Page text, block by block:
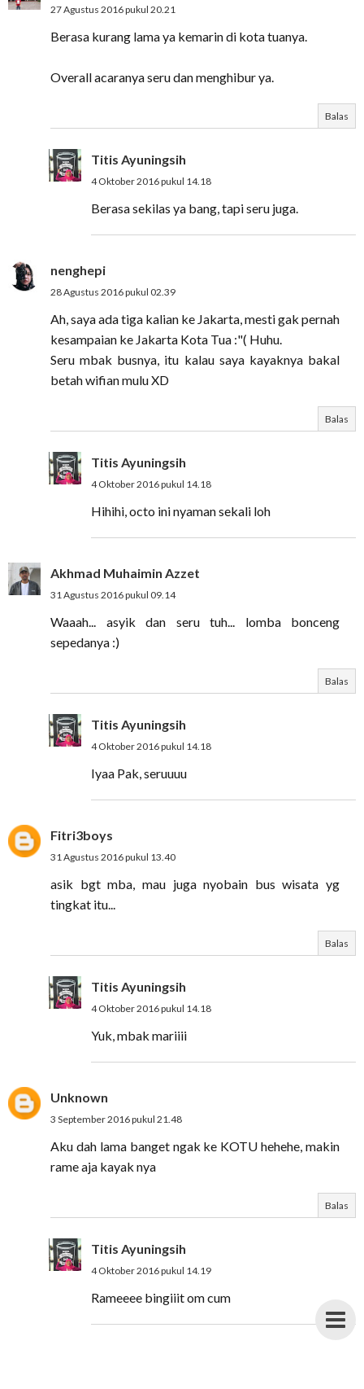
27 Agustus 2016 pukul 20.21
Berasa kurang lama ya kemarin di kota tuanya.
Overall acaranya seru dan menghibur ya.
Balas
Titis Ayuningsih
4 Oktober 2016 pukul 14.18
Berasa sekilas ya bang, tapi seru juga.
nenghepi
28 Agustus 2016 pukul 02.39
Ah, saya ada tiga kalian ke Jakarta, mesti gak pernah
kesampaian ke Jakarta Kota Tua :"( Huhu.
Seru mbak busnya, itu kalau saya kayaknya bakal
betah wifian mulu XD
Balas
Titis Ayuningsih
4 Oktober 2016 pukul 14.18
Hihihi, octo ini nyaman sekali loh
Akhmad Muhaimin Azzet
31 Agustus 2016 pukul 09.14
Waaah... asyik dan seru tuh... lomba bonceng
sepedanya :)
Balas
Titis Ayuningsih
4 Oktober 2016 pukul 14.18
Iyaa Pak, seruuuu
Fitri3boys
31 Agustus 2016 pukul 13.40
asik bgt mba, mau juga nyobain bus wisata yg
tingkat itu...
Balas
Titis Ayuningsih
4 Oktober 2016 pukul 14.18
Yuk, mbak mariiii
Unknown
3 September 2016 pukul 21.48
Aku dah lama banget ngak ke KOTU hehehe, makin
rame aja kayak nya
Balas
Titis Ayuningsih
4 Oktober 2016 pukul 14.19
Rameeee bingiiit om cum